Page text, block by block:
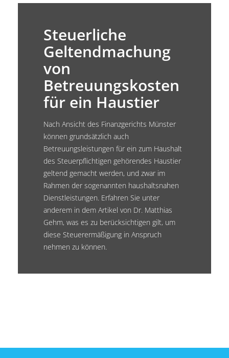
Steuerliche
Geltendmachung
von
Betreuungskosten
für ein Haustier
Nach Ansicht des Finanzgerichts Münster
können grundsätzlich auch
Betreuungsleistungen für ein zum Haushalt
des Steuerpflichtigen gehörendes Haustier
geltend gemacht werden, und zwar im
Rahmen der sogenannten haushaltsnahen
Dienstleistungen. Erfahren Sie unter
anderem in dem Artikel von Dr. Matthias
Gehm, was es zu berücksichtigen gilt, um
diese Steuerermäßigung in Anspruch
nehmen zu können.